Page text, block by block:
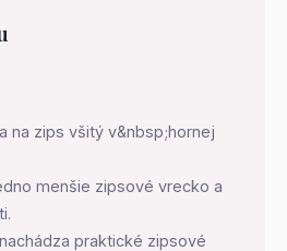
na zips všitý v&nbsp;hornej
menšie zipsové vrecko a
praktické zipsové